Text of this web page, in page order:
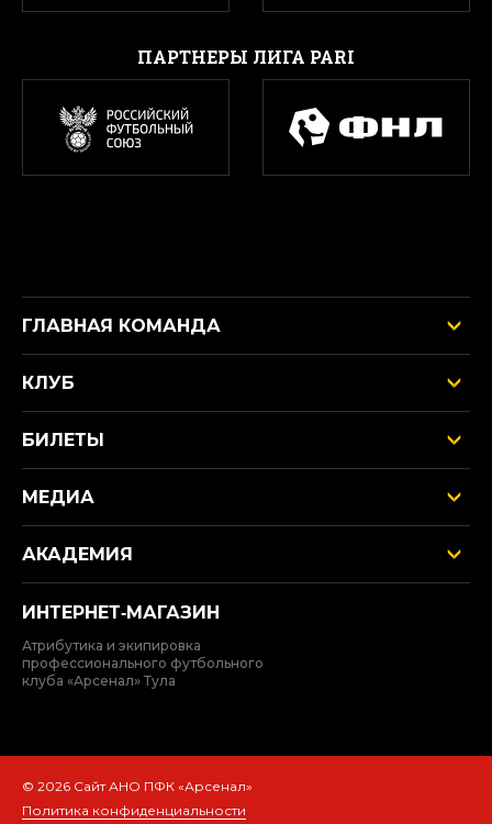
ПАРТНЕРЫ ЛИГА PARI
ГЛАВНАЯ КОМАНДА
КЛУБ
БИЛЕТЫ
МЕДИА
АКАДЕМИЯ
ИНТЕРНЕТ‑МАГАЗИН
Атрибутика и экипировка
профессионального футбольного
клуба «Арсенал» Тула
© 2026 Сайт АНО ПФК «Арсенал»
Политика конфиденциальности